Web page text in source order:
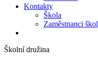
Kontakty
Škola
Zaměstnanci
Školní družina